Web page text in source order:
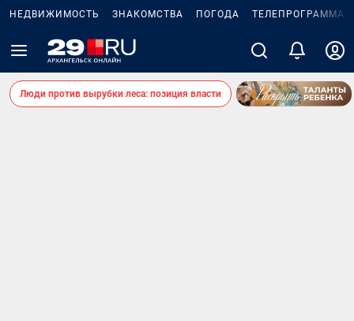
НЕДВИЖИМОСТЬ ЗНАКОМСТВА ПОГОДА ТЕЛЕПРОГРАММА
Люди против вырубки леса: позиция власти